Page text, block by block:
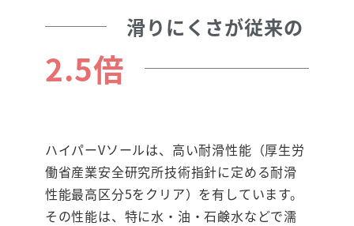
滑りにくさが従来の
2.5倍
ハイパーVソールは、高い耐滑性能（厚生労
働省産業安全研究所技術指針に定める耐滑
性能最高区分5をクリア）を有しています。
その性能は、特に水・油・石鹸水などで濡